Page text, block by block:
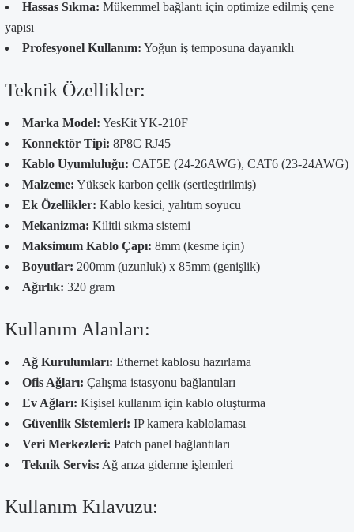
Hassas Sıkma: Mükemmel bağlantı için optimize edilmiş çene
yapısı
Profesyonel Kullanım: Yoğun iş temposuna dayanıklı
Teknik Özellikler:
Marka Model: YesKit YK-210F
Konnektör Tipi: 8P8C RJ45
Kablo Uyumluluğu: CAT5E (24-26AWG), CAT6 (23-24AWG)
Malzeme: Yüksek karbon çelik (sertleştirilmiş)
Ek Özellikler: Kablo kesici, yalıtım soyucu
Mekanizma: Kilitli sıkma sistemi
Maksimum Kablo Çapı: 8mm (kesme için)
Boyutlar: 200mm (uzunluk) x 85mm (genişlik)
Ağırlık: 320 gram
Kullanım Alanları:
Ağ Kurulumları: Ethernet kablosu hazırlama
Ofis Ağları: Çalışma istasyonu bağlantıları
Ev Ağları: Kişisel kullanım için kablo oluşturma
Güvenlik Sistemleri: IP kamera kablolaması
Veri Merkezleri: Patch panel bağlantıları
Teknik Servis: Ağ arıza giderme işlemleri
Kullanım Kılavuzu: